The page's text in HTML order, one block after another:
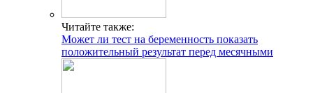
Читайте также:
Может ли тест на беременность показать
положительный результат перед месячными